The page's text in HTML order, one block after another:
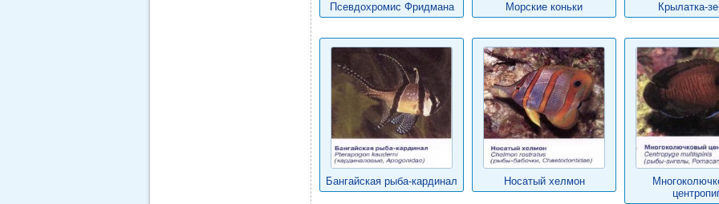
Псевдохромис Фридмана Морские коньки Крылатка-
Бангайская рыба-кардинал Носатый хелмон